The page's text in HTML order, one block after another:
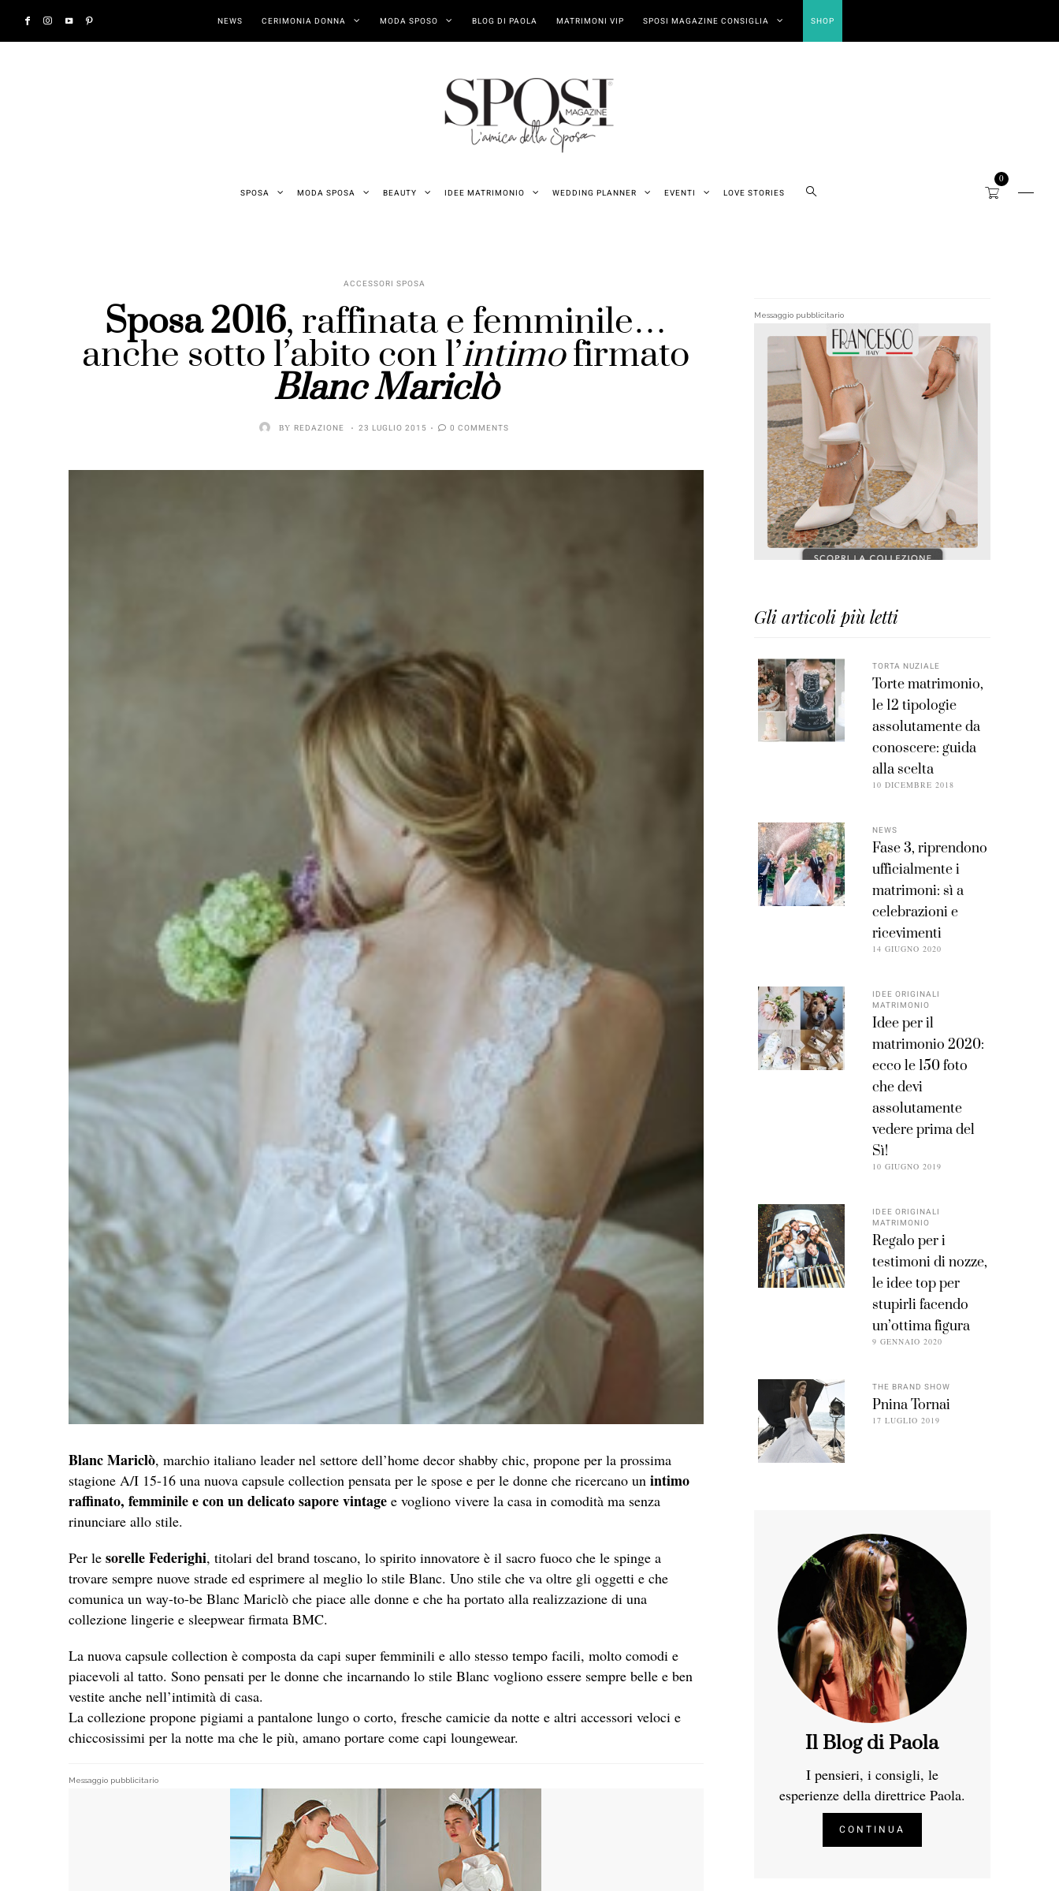
NEWS CERIMONIA DONNA MODA SPOSO BLOG DI PAOLA MATRIMONI VIP SPOSI MAGAZINE CONSIGLIA SHOP
SPOSA MODA SPOSA BEAUTY IDEE MATRIMONIO WEDDING PLANNER EVENTI LOVE STORIES
0
ACCESSORI SPOSA
Sposa 2016, raffinata e femminile…
anche sotto l’abito con l’intimofirmato
Blanc Mariclò
BY REDAZIONE 23 LUGLIO 2015 0 COMMENTS
Blanc Mariclò, marchio italiano leader nel settore dell’home decor shabby chic, propone per la prossima
stagione A/I 15-16 una nuova capsule collection pensata per le spose e per le donne che ricercano un intimo
raffinato, femminile e con un delicato sapore vintage e vogliono vivere la casa in comodità ma senza
rinunciare allo stile.
Per le sorelle Federighi, titolari del brand toscano, lo spirito innovatore è il sacro fuoco che le spinge a
trovare sempre nuove strade ed esprimere al meglio lo stile Blanc. Uno stile che va oltre gli oggetti e che
comunica un way-to-be Blanc Mariclò che piace alle donne e che ha portato alla realizzazione di una
collezione lingerie e sleepwear firmata BMC.
La nuova capsule collection è composta da capi super femminili e allo stesso tempo facili, molto comodi e
piacevoli al tatto. Sono pensati per le donne che incarnando lo stile Blanc vogliono essere sempre belle e ben
vestite anche nell’intimità di casa.
La collezione propone pigiami a pantalone lungo o corto, fresche camicie da notte e altri accessori veloci e
chiccosissimi per la notte ma che le più, amano portare come capi loungewear.
Messaggio pubblicitario
Messaggio pubblicitario
Gli articoli più letti
TORTA NUZIALE
Torte matrimonio,
le 12 tipologie
assolutamente da
conoscere: guida
alla scelta
10 DICEMBRE 2018
NEWS
Fase 3, riprendono
ufficialmente i
matrimoni: sì a
celebrazioni e
ricevimenti
14 GIUGNO 2020
IDEE ORIGINALI
MATRIMONIO
Idee per il
matrimonio 2020:
ecco le 150 foto
che devi
assolutamente
vedere prima del
Sì!
10 GIUGNO 2019
IDEE ORIGINALI
MATRIMONIO
Regalo per i
testimoni di nozze,
le idee top per
stupirli facendo
un’ottima figura
9 GENNAIO 2020
THE BRAND SHOW
Pnina Tornai
17 LUGLIO 2019
Il Blog di Paola
I pensieri, i consigli, le
esperienze della direttrice Paola.
CONTINUA